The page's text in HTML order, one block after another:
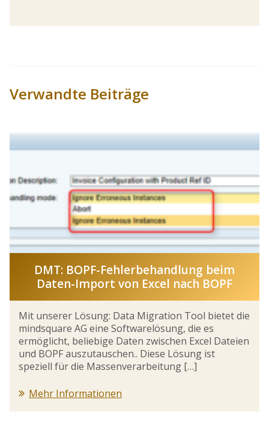
Verwandte Beiträge
DMT: BOPF-Fehlerbehandlung beim
Daten-Import von Excel nach BOPF
Mit unserer Lösung: Data Migration Tool bietet die
mindsquare AG eine Softwarelösung, die es
ermöglicht, beliebige Daten zwischen Excel Dateien
und BOPF auszutauschen.. Diese Lösung ist
speziell für die Massenverarbeitung […]
Mehr Informationen